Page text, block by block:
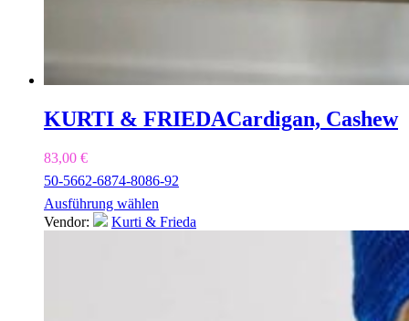
KURTI & FRIEDACardigan, Cashew
83,00 €
50-5662-6874-8086-92
Ausführung wählen
Vendor:
Kurti & Frieda